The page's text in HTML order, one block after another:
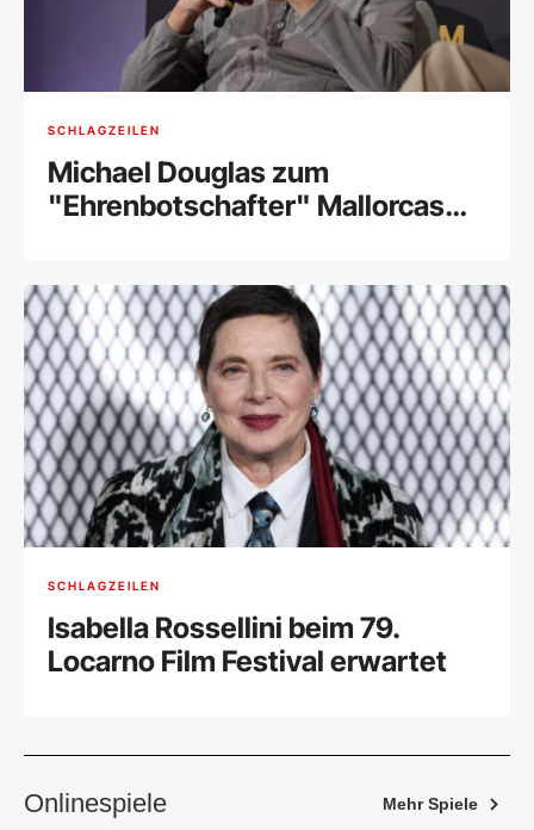
SCHLAGZEILEN
Michael Douglas zum
"Ehrenbotschafter" Mallorcas
SCHLAGZEILEN
Isabella Rossellini beim 79.
Locarno Film Festival erwartet
Onlinespiele Mehr Spiele